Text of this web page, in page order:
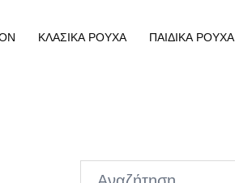
ΚΛΑΣΙΚΑ ΡΟΥΧΑ ΠΑΙΔΙΚΑ ΡΟΥΧΑ
Αναζήτηση